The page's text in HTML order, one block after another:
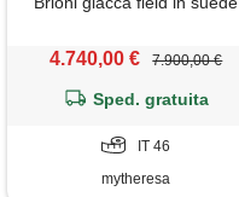
4.740,00 € 7.900,00 €
Sped. gratuita
IT 46
mytheresa